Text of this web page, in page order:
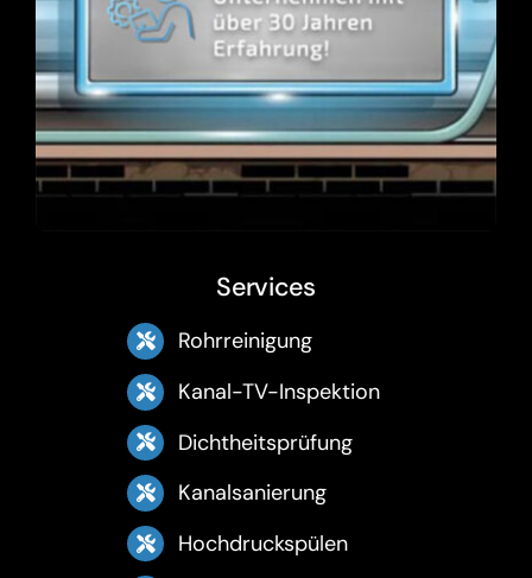
Services
Rohrreinigung
Kanal-TV-Inspektion
Dichtheitsprüfung
Kanalsanierung
Hochdruckspülen